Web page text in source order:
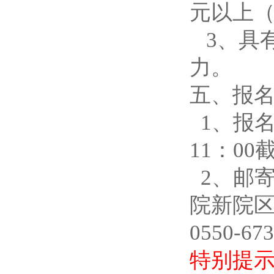
元以上
3、具
力。
五、报
1、报
11 ： 00
2、邮
院新院
0550-
特别提